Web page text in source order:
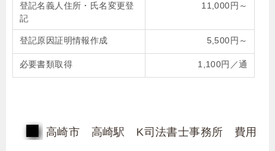
登記名義人住所・氏名変更登
記
11,000円～
登記原因証明情報作成 5,500円～
必要書類取得 1,100円／通
高崎市 高崎駅 K司法書士事務所 費用